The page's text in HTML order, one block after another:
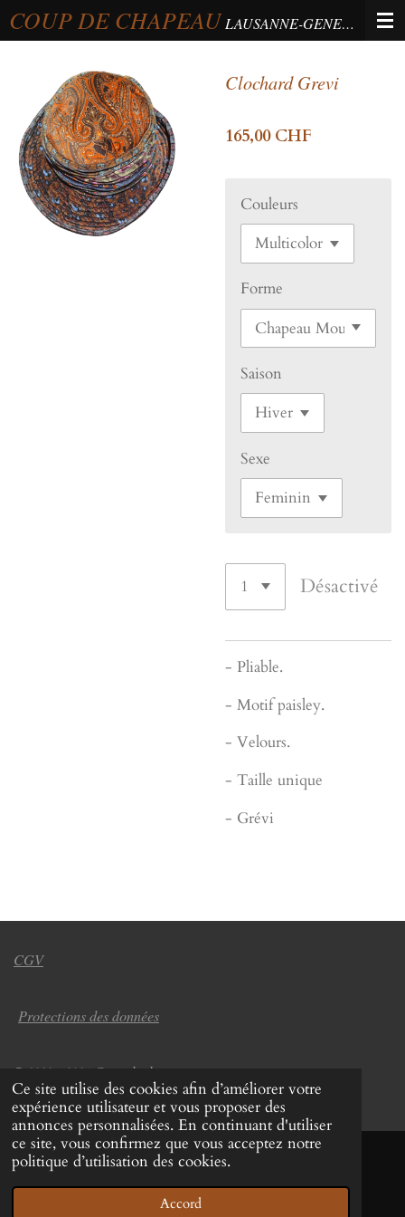
Ce site utilise des cookies afin d’améliorer votre
expérience utilisateur et vous proposer des
annonces personnalisées. En continuant d'utiliser
ce site, vous confirmez que vous acceptez notre
politique d’utilisation des cookies.
Accord
Passer
au
principal
COUP DE CHAPEAU LAUSANNE-GENEVA-BERNE
Clochard Grevi
165,00 CHF
Couleurs
Forme
Saison
Sexe
Désactivé
- Pliable.
- Motif paisley.
- Velours.
- Taille unique
- Grévi
CGV
Protections des données
© 2022 - 2026 Coup de chapeau
Propulsé parWebador